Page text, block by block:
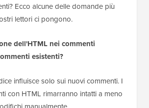
Ecco alcune delle domande più
lettori ci pongono.
dell'HTML nei commenti
esistenti?
influisce solo sui nuovi commenti. I
con HTML rimarranno intatti a meno